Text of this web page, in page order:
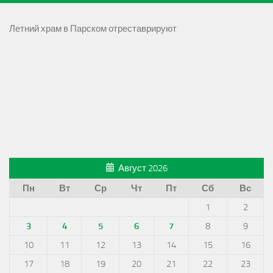
Летний храм в Парском отреставрируют
Август 2026
Пн
Вт Ср Чт Пт Сб
Вс
1
2
3
4 5 6 7 8
9
10
11 12 13 14 15
16
17
18 19 20 21 22 23